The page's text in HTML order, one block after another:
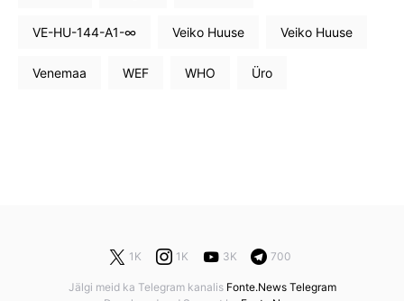
VE-HU-144-A1-∞ Veiko Huuse Veiko Huuse
Venemaa WEF WHO Üro
1K 1K 3K 700
Jälgi meid ka Telegram kanalis Fonte.News Telegram